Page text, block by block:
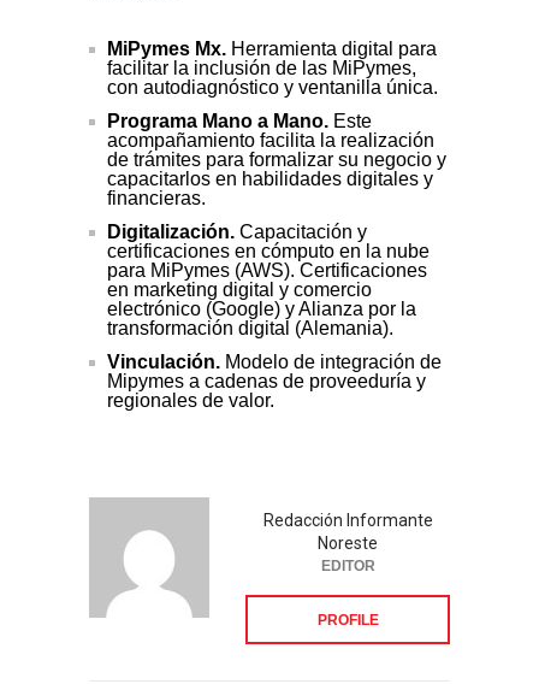
MiPymes Mx. Herramienta digital para
facilitar la inclusión de las MiPymes,
con autodiagnóstico y ventanilla única.
Programa Mano a Mano. Este
acompañamiento facilita la realización
de trámites para formalizar su negocio y
capacitarlos en habilidades digitales y
financieras.
Digitalización. Capacitación y
certificaciones en cómputo en la nube
para MiPymes (AWS). Certificaciones
en marketing digital y comercio
electrónico (Google) y Alianza por la
transformación digital (Alemania).
Vinculación. Modelo de integración de
Mipymes a cadenas de proveeduría y
regionales de valor.
Redacción Informante
Noreste
EDITOR
PROFILE